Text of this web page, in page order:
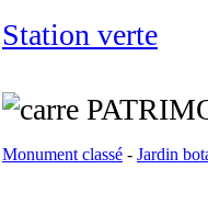
Station verte
Monument classé - Jardin